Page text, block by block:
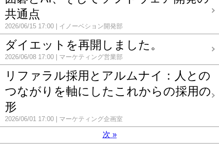
共通点
2026/06/15 17:00 イノーベション開発部
ダイエットを再開しました。
2026/06/08 17:00 マーケティング営業部
リファラル採用とアルムナイ：人との
つながりを軸にしたこれからの採用の
形
2026/06/01 17:00 マーケティング企画室
次 »